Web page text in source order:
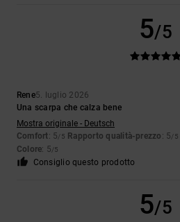
5/5
Rene5. luglio 2026
Una scarpa che calza bene
Mostra originale - Deutsch
Comfort: 5/5 Rapporto qualità-prezzo : 5/5
Colore: 5/5
Consiglio questo prodotto
5/5